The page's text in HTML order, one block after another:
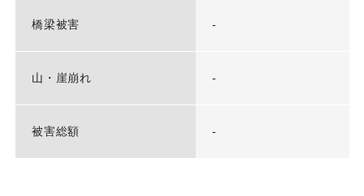
橋梁被害 -
山・崖崩れ -
被害総額 -